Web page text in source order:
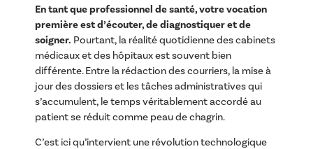
En tant que professionnel de santé, votre vocation
première est d’écouter, de diagnostiquer et de
soigner. Pourtant, la réalité quotidienne des cabinets
médicaux et des hôpitaux est souvent bien
différente. Entre la rédaction des courriers, la mise à
jour des dossiers et les tâches administratives qui
s’accumulent, le temps véritablement accordé au
patient se réduit comme peau de chagrin.
C’est ici qu’intervient une révolution technologique